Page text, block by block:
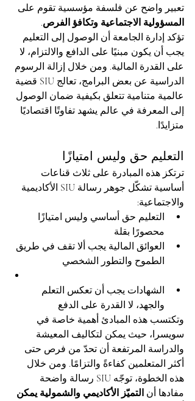
تعبير واضح عن فلسفة مؤسسية تقوم على
المسؤولية الاجتماعية وتكافؤ الفرص.
تؤكد إدارة الجامعة أن الوصول إلى التعليم
يجب أن يكون مبنيًا على الدافع والالتزام، لا
على القدرة المالية. ومن خلال إزالة الرسوم
الدراسية عن بعض البرامج، تعالج SIU قضية
عالمية متنامية تتعلق بكيفية ضمان الوصول
إلى المعرفة في عالم يشهد تفاوتًا اقتصاديًا
متزايدًا.
التعليم حق وليس امتيازًا
ترتكز هذه المبادرة على ثلاث قناعات
أساسية تشكّل جوهر رسالة SIU الأكاديمية
والاجتماعية:
التعليم حق أساسي وليس امتيازًا
محصورًا بقلة
العوائق المالية يجب ألا تقف في طريق
الطموح والتطور الشخصي
الشهادات يجب أن تعكس التعلم
والجهد، لا القدرة على الدفع
وتكتسب هذه المبادئ أهمية خاصة في
سويسرا، حيث يمكن لتكاليف المعيشة
والدراسة المرتفعة أن تحدّ من فرص حتى
أكثر المتعلمين كفاءةً والتزامًا. ومن خلال
هذه الخطوة، توجّه SIU رسالة واضحة
مفادها أن التميّز الأكاديمي والشمولية يمكن